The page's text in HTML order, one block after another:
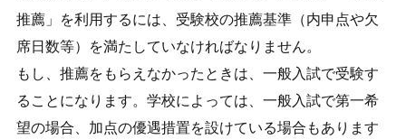
推薦」を利用するには、受験校の推薦基準（内申点や欠
席日数等）を満たしていなければなりません。
もし、推薦をもらえなかったときは、一般入試で受験す
ることになります。学校によっては、一般入試で第一希
望の場合、加点の優遇措置を設けている場合もあります